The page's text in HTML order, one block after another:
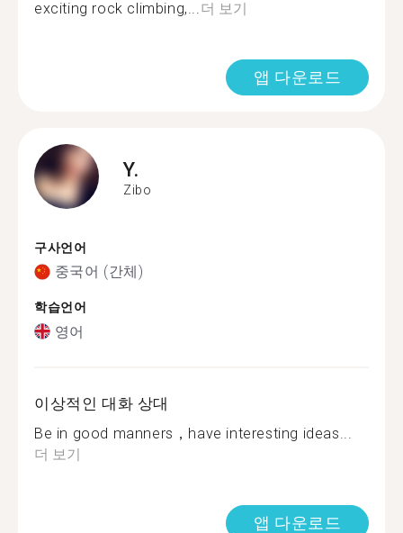
exciting rock climbing,... 더 보기
앱 다운로드
Y.
Zibo
구사언어
중국어 (간체)
학습언어
영어
이상적인 대화 상대
Be in good manners，have interesting ideas...
더 보기
앱 다운로드